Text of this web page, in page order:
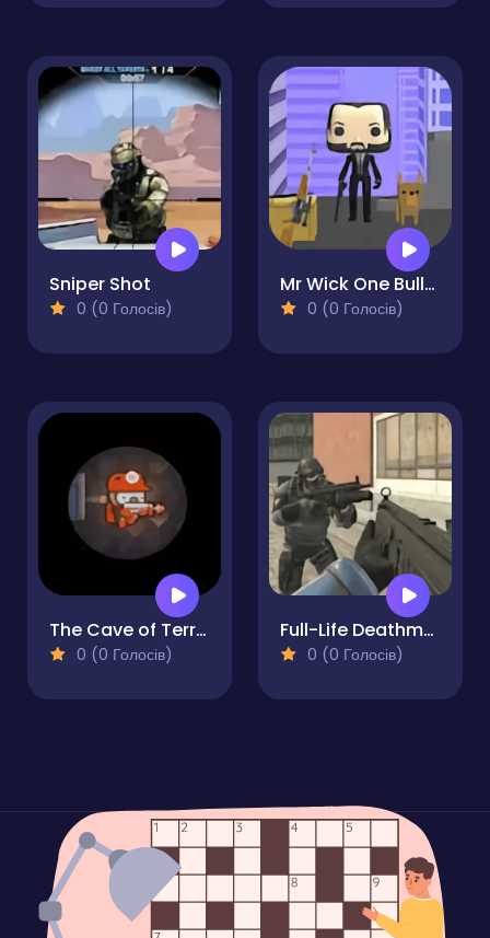
Sniper Shot
0 (0 Голосів)
Mr Wick One Bullet
0 (0 Голосів)
The Cave of Terror
0 (0 Голосів)
Full-Life Deathmatch
0 (0 Голосів)